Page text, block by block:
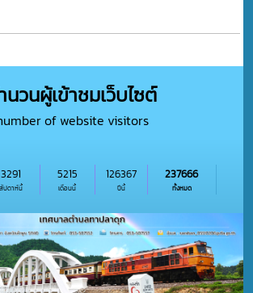
นวนผู้เข้าชมเว็บไซต์
of website visitors
สัปดาห์นี้
3291
เดือนนี้
5215
ปีนี้
126367
ทั้งหมด
237666